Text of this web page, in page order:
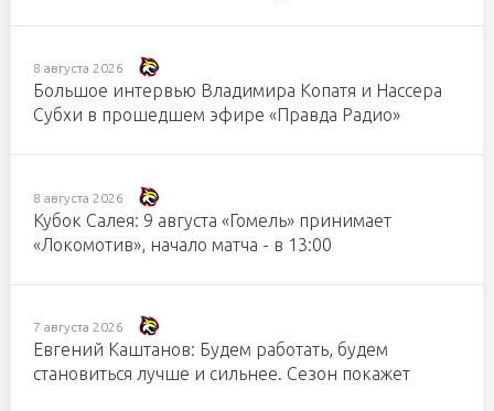
8 августа 2026
Большое интервью Владимира Копатя и Нассера
Субхи в прошедшем эфире «Правда Радио»
8 августа 2026
Кубок Салея: 9 августа «Гомель» принимает
«Локомотив», начало матча - в 13:00
7 августа 2026
Евгений Каштанов: Будем работать, будем
становиться лучше и сильнее. Сезон покажет